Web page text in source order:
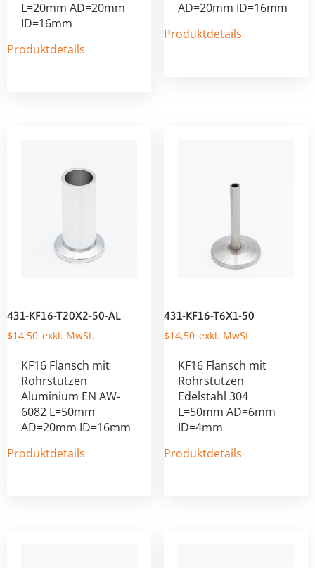
L=20mm AD=20mm
ID=16mm
Produktdetails
AD=20mm ID=16mm
Produktdetails
431-KF16-T20X2-50-AL
$14,50
KF16 Flansch mit
Rohrstutzen
Aluminium EN AW-
6082 L=50mm
AD=20mm ID=16mm
Produktdetails
431-KF16-T6X1-50
$14,50
KF16 Flansch mit
Rohrstutzen
Edelstahl 304
L=50mm AD=6mm
ID=4mm
Produktdetails